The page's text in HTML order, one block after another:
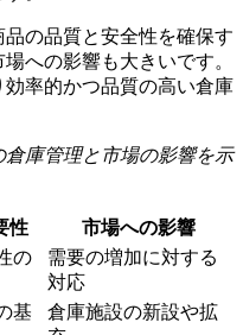
の品質と安全性を確保す
への影響も大きいです。
率的かつ品質の高い倉庫
庫管理と市場の影響を示
性
市場への影響
の
需要の増加に対する
対応
基
倉庫施設の新設や拡